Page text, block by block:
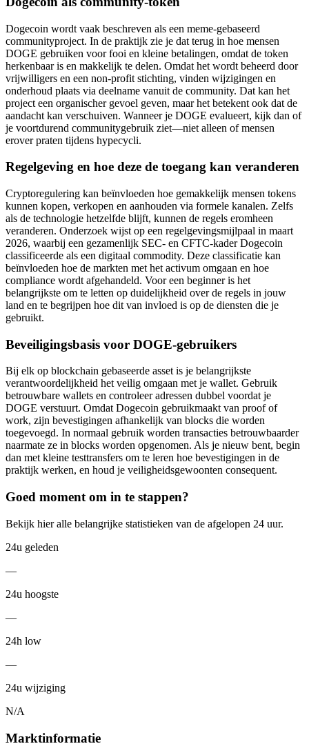
Dogecoin wordt vaak beschreven als een meme-gebaseerd
communityproject. In de praktijk zie je dat terug in hoe mensen
DOGE gebruiken voor fooi en kleine betalingen, omdat de token
herkenbaar is en makkelijk te delen. Omdat het wordt beheerd door
vrijwilligers en een non-profit stichting, vinden wijzigingen en
onderhoud plaats via deelname vanuit de community. Dat kan het
project een organischer gevoel geven, maar het betekent ook dat de
aandacht kan verschuiven. Wanneer je DOGE evalueert, kijk dan of
je voortdurend communitygebruik ziet—niet alleen of mensen
erover praten tijdens hypecycli.
Regelgeving en hoe deze de toegang kan veranderen
Cryptoregulering kan beïnvloeden hoe gemakkelijk mensen tokens
kunnen kopen, verkopen en aanhouden via formele kanalen. Zelfs
als de technologie hetzelfde blijft, kunnen de regels eromheen
veranderen. Onderzoek wijst op een regelgevingsmijlpaal in maart
2026, waarbij een gezamenlijk SEC- en CFTC-kader Dogecoin
classificeerde als een digitaal commodity. Deze classificatie kan
beïnvloeden hoe de markten met het activum omgaan en hoe
compliance wordt afgehandeld. Voor een beginner is het
belangrijkste om te letten op duidelijkheid over de regels in jouw
land en te begrijpen hoe dit van invloed is op de diensten die je
gebruikt.
Beveiligingsbasis voor DOGE-gebruikers
Bij elk op blockchain gebaseerde asset is je belangrijkste
verantwoordelijkheid het veilig omgaan met je wallet. Gebruik
betrouwbare wallets en controleer adressen dubbel voordat je
DOGE verstuurt. Omdat Dogecoin gebruikmaakt van proof of
work, zijn bevestigingen afhankelijk van blocks die worden
toegevoegd. In normaal gebruik worden transacties betrouwbaarder
naarmate ze in blocks worden opgenomen. Als je nieuw bent, begin
dan met kleine testtransfers om te leren hoe bevestigingen in de
praktijk werken, en houd je veiligheidsgewoonten consequent.
Goed moment om in te stappen?
Bekijk hier alle belangrijke statistieken van de afgelopen 24 uur.
24u geleden
—
24u hoogste
—
24h low
—
24u wijziging
N/A
Marktinformatie